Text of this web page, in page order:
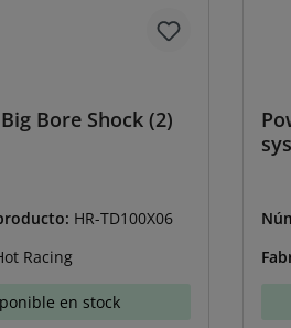
Bore Shock (2)
HR-TD100X06
Racing
en stock